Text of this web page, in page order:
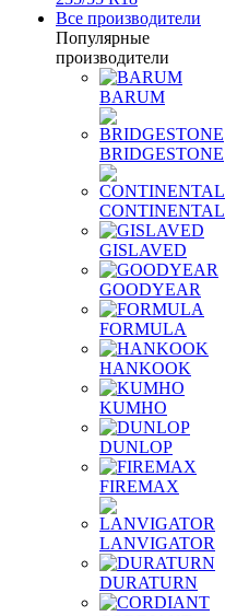
Все производители
Популярные
производители
BARUM
BRIDGESTONE
CONTINENTAL
GISLAVED
GOODYEAR
FORMULA
HANKOOK
KUMHO
DUNLOP
FIREMAX
LANVIGATOR
DURATURN